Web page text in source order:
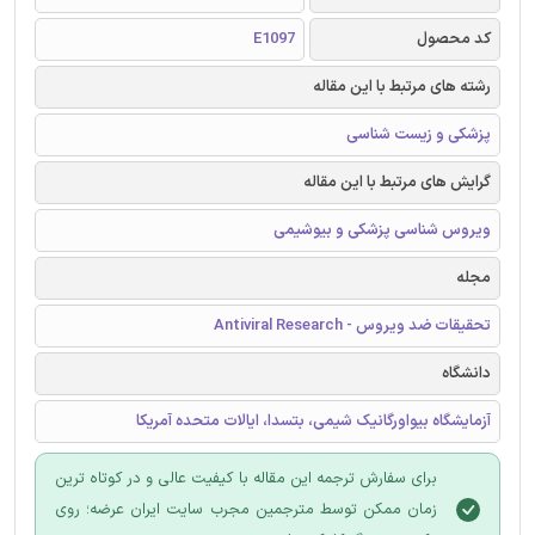
کد محصول
E1097
رشته های مرتبط با این مقاله
پزشکی و زیست شناسی
گرایش های مرتبط با این مقاله
ویروس شناسی پزشکی و بیوشیمی
مجله
تحقیقات ضد ویروس - Antiviral Research
دانشگاه
آزمایشگاه بیواورگانیک شیمی، بتسدا، ایالات متحده آمریکا
برای سفارش ترجمه این مقاله با کیفیت عالی و در کوتاه ترین
زمان ممکن توسط مترجمین مجرب سایت ایران عرضه؛ روی